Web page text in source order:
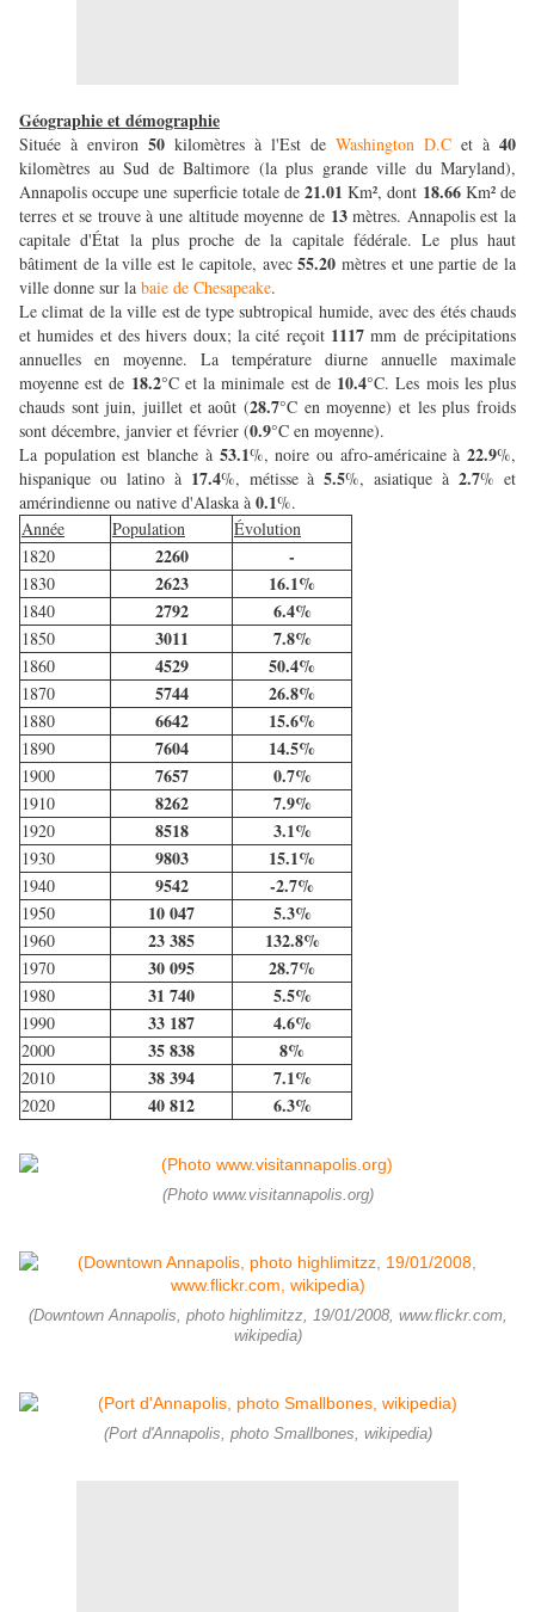
Géographie et démographie
Située à environ 50 kilomètres à l'Est de Washington D.C et à 40
kilomètres au Sud de Baltimore (la plus grande ville du Maryland),
Annapolis occupe une superficie totale de21.01Km², dont 18.66 Km² de
terres et se trouve à une altitude moyenne de 13mètres. Annapolis est la
capitale d'État la plus proche de la capitale fédérale. Le plus haut
bâtiment de la ville est le capitole, avec55.20mètres et une partie de la
ville donne sur la baie de Chesapeake.
Le climat de la ville est de type subtropical humide, avec des étés chauds
et humides et des hivers doux; la cité reçoit 1117mm de précipitations
annuelles en moyenne. La température diurne annuelle maximale
moyenne est de 18.2°C et la minimale est de 10.4°C. Les mois les plus
chauds sont juin, juillet et août (28.7°C en moyenne) et les plus froids
sont décembre, janvier et février (0.9°C en moyenne).
La population est blanche à 53.1%, noire ou afro-américaine à 22.9%,
hispanique ou latino à 17.4%, métisse à5.5%, asiatique à2.7% et
amérindienne ou native d'Alaska à 0.1%.
Année
Population
Évolution
1820
2260 -
1830 2623 16.1%
1840 2792 6.4%
1850 3011 7.8%
1860 4529 50.4%
1870 5744 26.8%
1880 6642 15.6%
1890 7604 14.5%
1900 7657 0.7%
1910 8262 7.9%
1920 8518 3.1%
1930 9803 15.1%
1940 9542 -2.7%
1950 10 047 5.3%
1960 23 385 132.8%
1970 30 095 28.7%
1980 31 740 5.5%
1990 33 187 4.6%
2000 35 838 8%
2010 38 394 7.1%
2020 40 812 6.3%
(Photo www.visitannapolis.org)
(Downtown Annapolis, photo highlimitzz, 19/01/2008, www.flickr.com,
wikipedia)
(Port d'Annapolis, photo Smallbones, wikipedia)